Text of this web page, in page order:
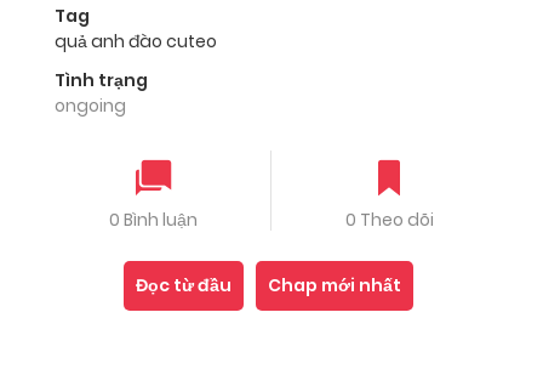
Tag
quả anh đào cuteo
Tình trạng
ongoing
0 Bình luận 0 Theo dõi
Đọc từ đầu Chap mới nhất